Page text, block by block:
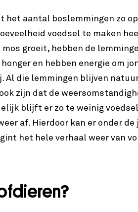
het aantal boslemmingen zo
voedsel te maken
groeit, hebben de
en hebben energie om
Al die lemmingen blijven
zijn dat de
blijft er zo te weinig
af. Hierdoor kan er onder
het hele verhaal weer van